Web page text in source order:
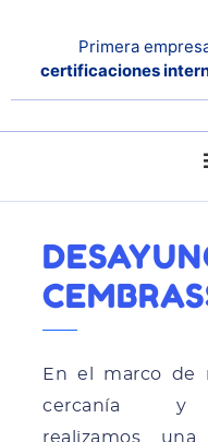
Primera
certificaciones
En el marco de
cercanía y
realizamos